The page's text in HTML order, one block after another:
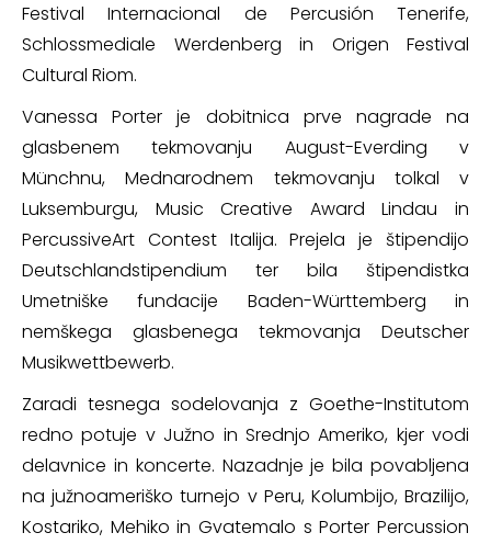
Festival Internacional de Percusión Tenerife,
Schlossmediale Werdenberg in Origen Festival
Cultural Riom.
Vanessa Porter je dobitnica prve nagrade na
glasbenem tekmovanju August-Everding v
Münchnu, Mednarodnem tekmovanju tolkal v
Luksemburgu, Music Creative Award Lindau in
PercussiveArt Contest Italija. Prejela je štipendijo
Deutschlandstipendium ter bila štipendistka
Umetniške fundacije Baden-Württemberg in
nemškega glasbenega tekmovanja Deutscher
Musikwettbewerb.
Zaradi tesnega sodelovanja z Goethe-Institutom
redno potuje v Južno in Srednjo Ameriko, kjer vodi
delavnice in koncerte. Nazadnje je bila povabljena
na južnoameriško turnejo v Peru, Kolumbijo, Brazilijo,
Kostariko, Mehiko in Gvatemalo s Porter Percussion